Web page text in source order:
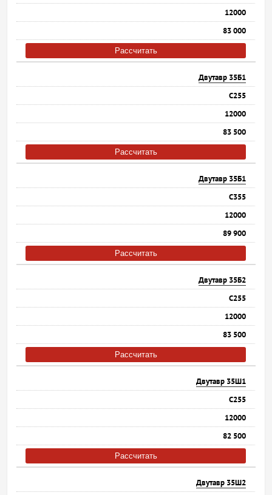
12000
83 000
Рассчитать
Двутавр 35Б1
С255
12000
83 500
Рассчитать
Двутавр 35Б1
С355
12000
89 900
Рассчитать
Двутавр 35Б2
С255
12000
83 500
Рассчитать
Двутавр 35Ш1
С255
12000
82 500
Рассчитать
Двутавр 35Ш2